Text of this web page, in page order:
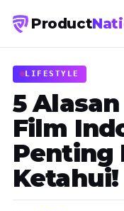
Product
LIFESTYLE
5
Film
Penting
Ketahui!